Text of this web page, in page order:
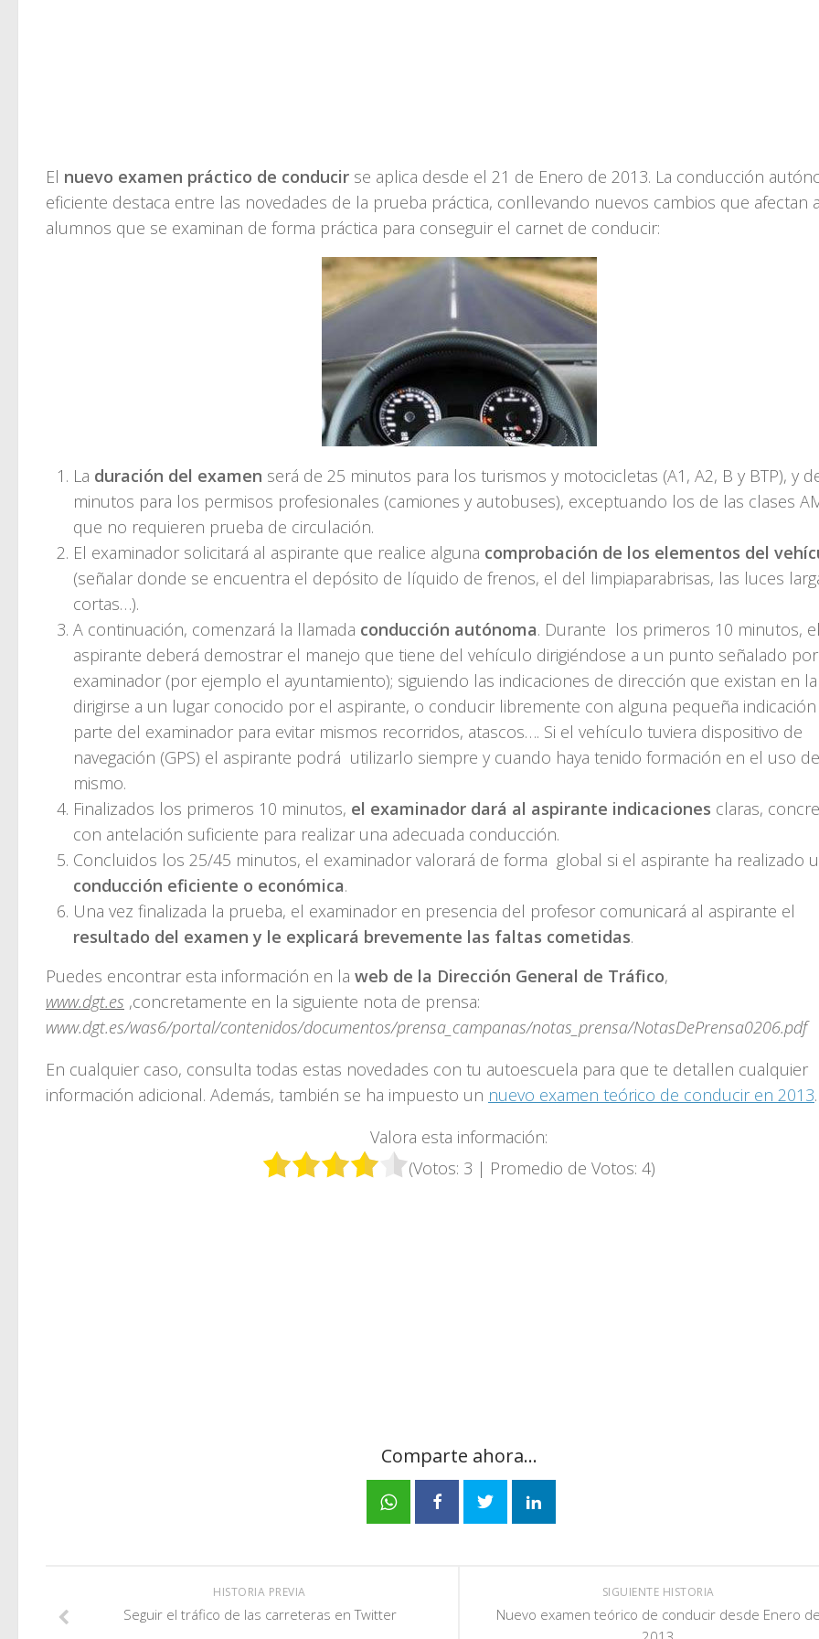
El nuevo examen práctico de conducir se aplica desde el 21 de Enero de 2013. La conducción
eficiente destaca entre las novedades de la prueba práctica, conllevando nuevos cambios que afectan
alumnos que se examinan de forma práctica para conseguir el carnet de conducir:
La duración del examen será de 25 minutos para los turismos y motocicletas (A1, A2, B y BTP), y
minutos para los permisos profesionales (camiones y autobuses), exceptuando los de las clases
que no requieren prueba de circulación.
El examinador solicitará al aspirante que realice alguna comprobación de los elementos del
(señalar donde se encuentra el depósito de líquido de frenos, el del limpiaparabrisas, las luces
cortas…).
A continuación, comenzará la llamada conducción autónoma. Durante los primeros 10 minutos,
aspirante deberá demostrar el manejo que tiene del vehículo dirigiéndose a un punto señalado
examinador (por ejemplo el ayuntamiento); siguiendo las indicaciones de dirección que existan en la
dirigirse a un lugar conocido por el aspirante, o conducir libremente con alguna pequeña
parte del examinador para evitar mismos recorridos, atascos…. Si el vehículo tuviera dispositivo de
navegación (GPS) el aspirante podrá utilizarlo siempre y cuando haya tenido formación en el uso
mismo.
Finalizados los primeros 10 minutos, el examinador dará al aspirante indicaciones claras,
con antelación suficiente para realizar una adecuada conducción.
Concluidos los 25/45 minutos, el examinador valorará de forma global si el aspirante ha realizado
conducción eficiente o económica.
Una vez finalizada la prueba, el examinador en presencia del profesor comunicará al aspirante el
resultado del examen y le explicará brevemente las faltas cometidas.
Puedes encontrar esta información en la web de la Dirección General de Tráfico,
www.dgt.es ,concretamente en la siguiente nota de prensa:
www.dgt.es/was6/portal/contenidos/documentos/prensa_campanas/notas_prensa/NotasDePrensa0206.pdf
En cualquier caso, consulta todas estas novedades con tu autoescuela para que te detallen cualquier
información adicional. Además, también se ha impuesto un nuevo examen teórico de conducir en 2013.
Valora esta información:
(Votos: 3 | Promedio de Votos: 4)
Comparte ahora...
SIGUIENTE HISTORIA
Nuevo examen teórico de conducir desde Enero
HISTORIA PREVIA
Seguir el tráfico de las carreteras en Twitter